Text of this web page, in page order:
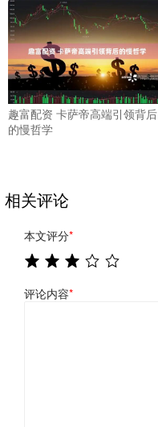
趣富配资 卡萨帝高端引领背后
的慢哲学
相关评论
本文评分*
评论内容*